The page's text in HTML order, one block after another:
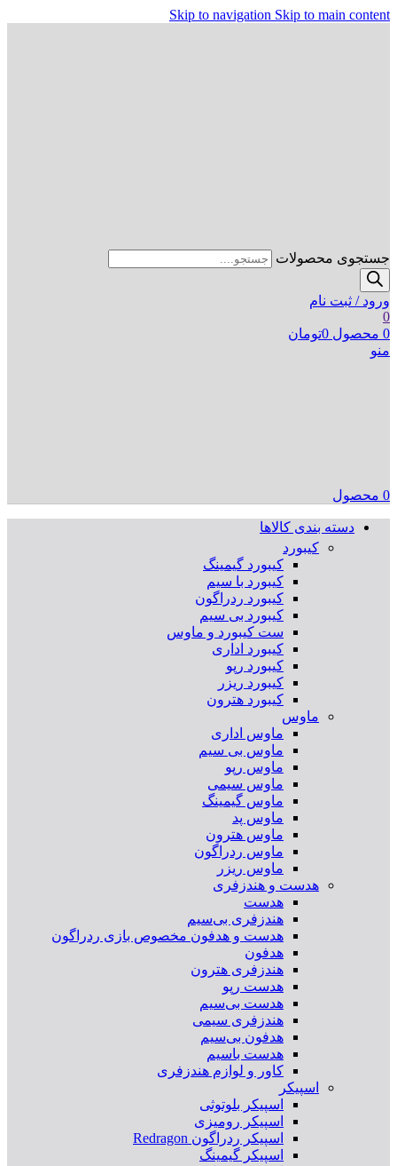
Skip to navigation Skip to main content
جستجوی محصولات
ورود / ثبت نام
0
0 محصول 0تومان
منو
0 محصول
دسته بندی کالاها
کیبورد
کیبورد گیمینگ
کیبورد با سیم
کیبورد ردراگون
کیبورد بی سیم
ست کیبورد و ماوس
کیبورد اداری
کیبورد رپو
کیبورد ریزر
کیبورد هترون
ماوس
ماوس اداری
ماوس بی سیم
ماوس رپو
ماوس سیمی
ماوس گیمینگ
ماوس پد
ماوس هترون
ماوس ردراگون
ماوس ریزر
هدست و هندزفری
هدست
هندزفری بی‌سیم
هدست و هدفون مخصوص بازی ردراگون
هدفون
هندزفری هترون
هدست رپو
هدست بی‌سیم
هندزفری سیمی
هدفون بی‌سیم
هدست باسیم
کاور و لوازم هندزفری
اسپیکر
اسپیکر بلوتوثی
اسپیکر رومیزی
اسپیکر ردراگون Redragon
اسپیکر گیمینگ